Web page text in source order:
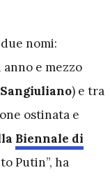
nomi:
anno e mezzo
) e tra
ostinata e
Biennale di
Putin”, ha